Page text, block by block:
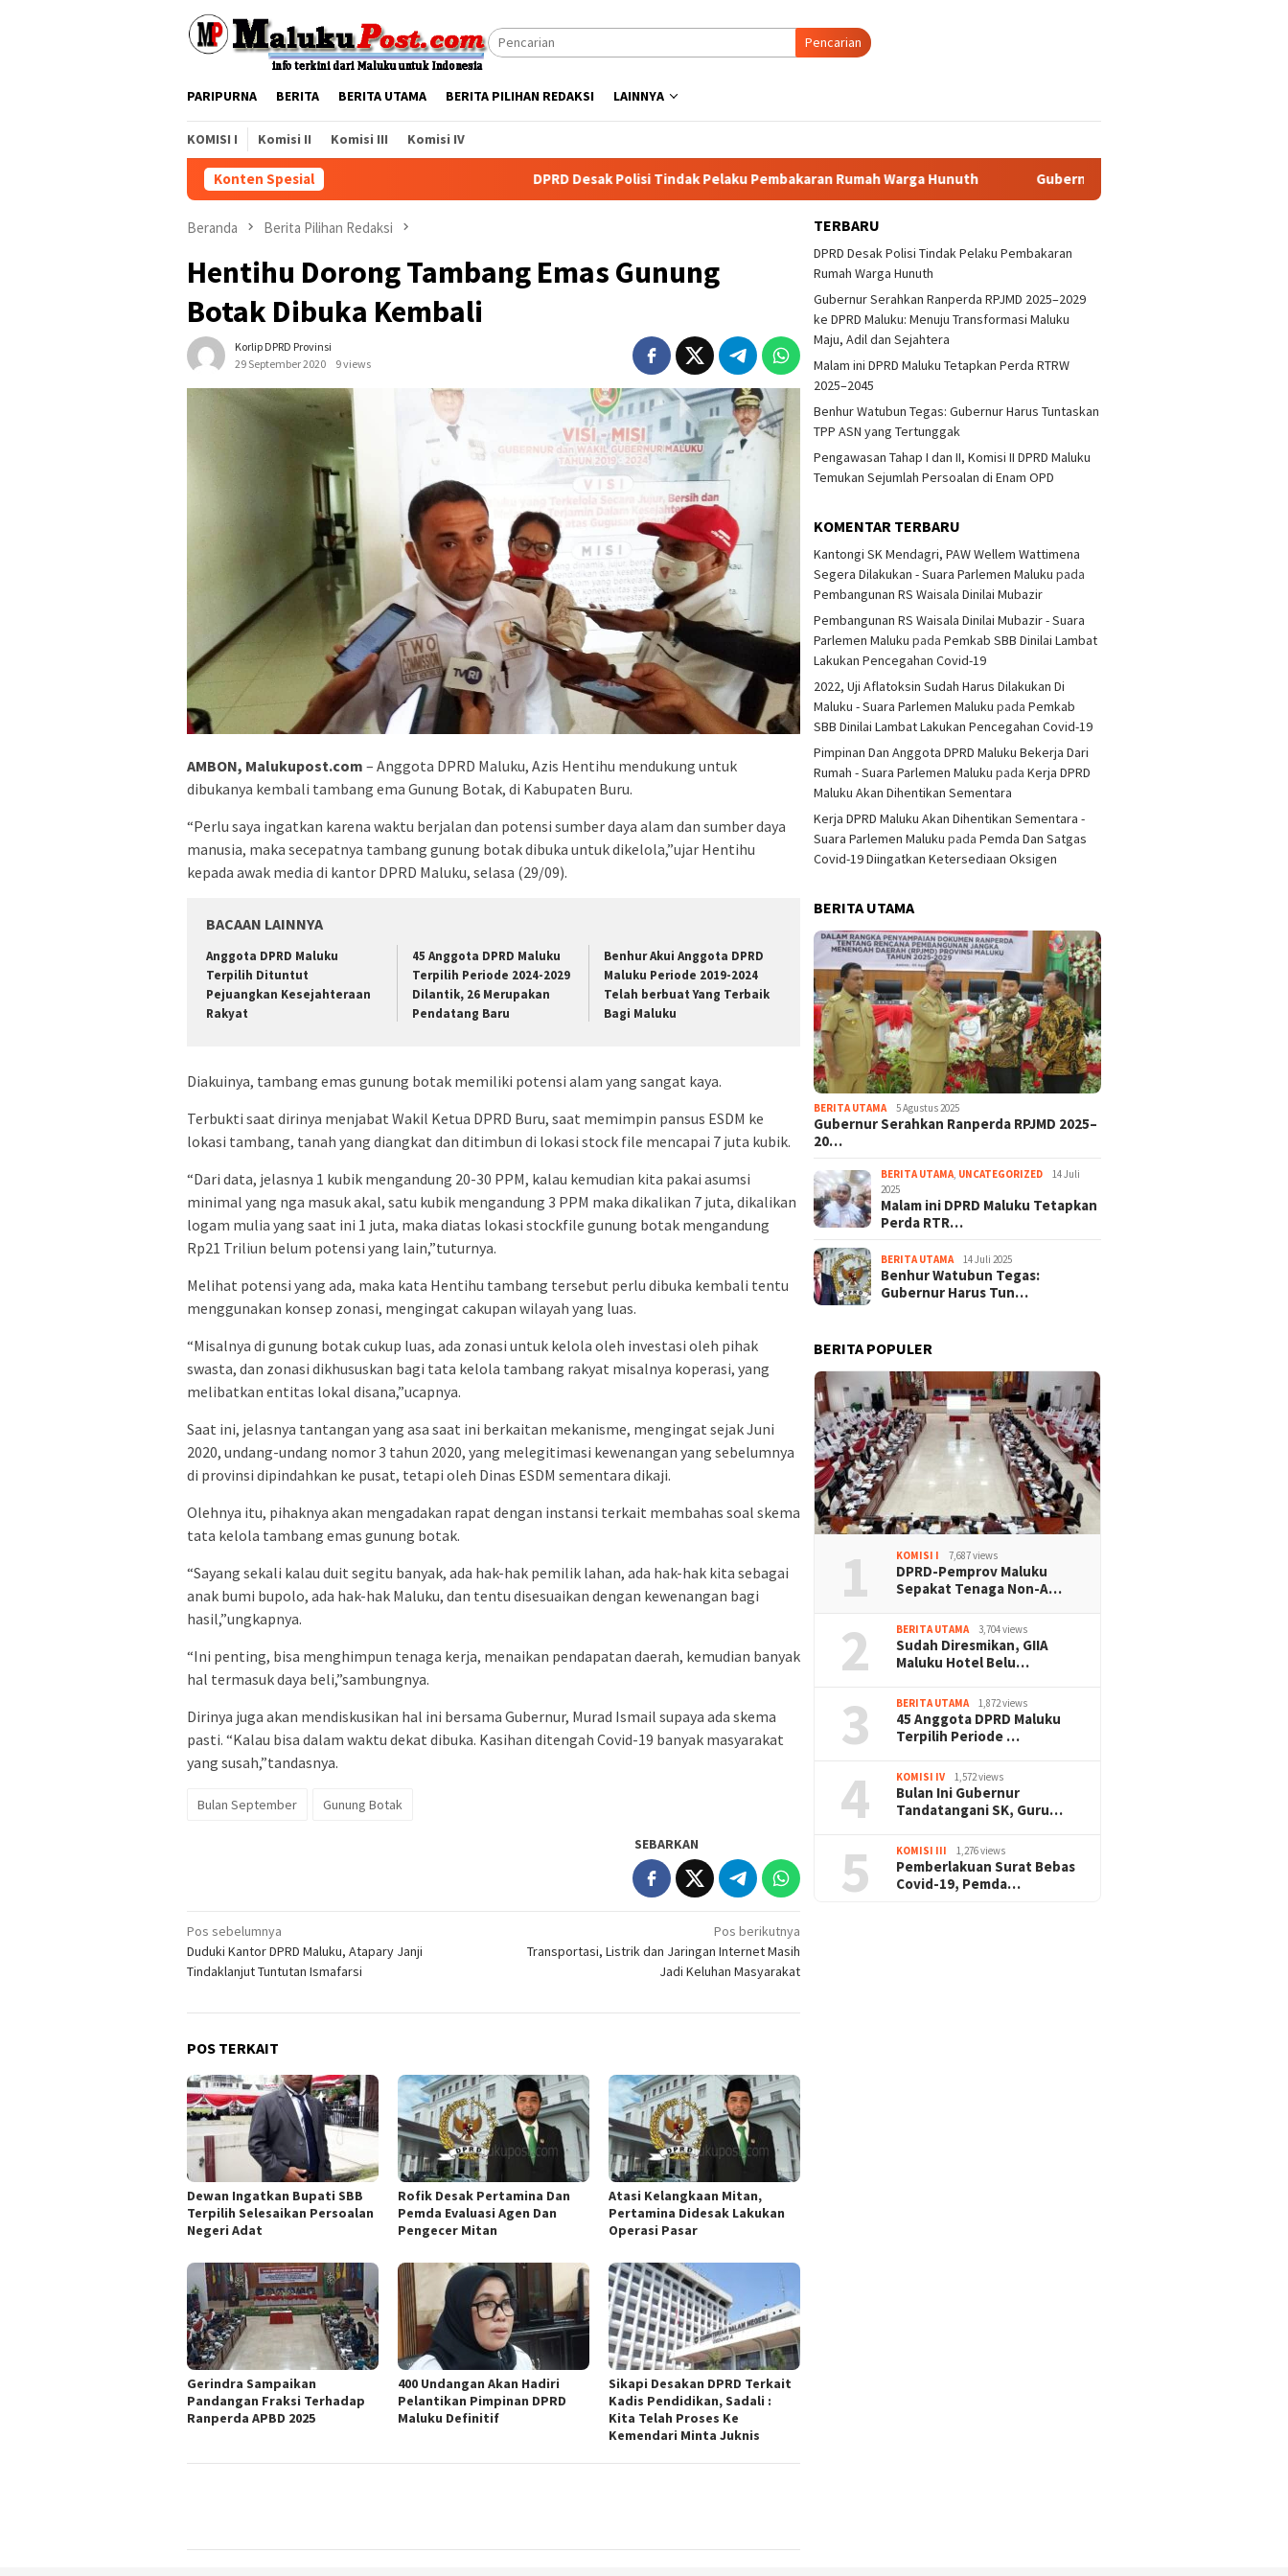
Pencarian
PARIPURNA BERITA BERITA UTAMA BERITA PILIHAN REDAKSI LAINNYA
KOMISI I Komisi II Komisi III Komisi IV
Konten Spesial DPRD Desak Polisi Tindak Pelaku Pembakaran Rumah Warga Hunuth Gubernur Serahkan Ranperda RPJMD 2025–2029
Beranda Berita Pilihan Redaksi
Hentihu Dorong Tambang Emas Gunung
Botak Dibuka Kembali
Korlip DPRD Provinsi
29 September 2020
9 views
AMBON, Malukupost.com – Anggota DPRD Maluku, Azis Hentihu mendukung untuk
dibukanya kembali tambang ema Gunung Botak, di Kabupaten Buru.
“Perlu saya ingatkan karena waktu berjalan dan potensi sumber daya alam dan sumber daya
manusia, maka secepatnya tambang gunung botak dibuka untuk dikelola,”ujar Hentihu
kepada awak media di kantor DPRD Maluku, selasa (29/09).
BACAAN LAINNYA
Anggota DPRD Maluku
Terpilih Dituntut
Pejuangkan Kesejahteraan
Rakyat
45 Anggota DPRD Maluku
Terpilih Periode 2024-2029
Dilantik, 26 Merupakan
Pendatang Baru
Benhur Akui Anggota DPRD
Maluku Periode 2019-2024
Telah berbuat Yang Terbaik
Bagi Maluku
Diakuinya, tambang emas gunung botak memiliki potensi alam yang sangat kaya.
Terbukti saat dirinya menjabat Wakil Ketua DPRD Buru, saat memimpin pansus ESDM ke
lokasi tambang, tanah yang diangkat dan ditimbun di lokasi stock file mencapai 7 juta kubik.
“Dari data, jelasnya 1 kubik mengandung 20-30 PPM, kalau kemudian kita pakai asumsi
minimal yang nga masuk akal, satu kubik mengandung 3 PPM maka dikalikan 7 juta, dikalikan
logam mulia yang saat ini 1 juta, maka diatas lokasi stockfile gunung botak mengandung
Rp21 Triliun belum potensi yang lain,”tuturnya.
Melihat potensi yang ada, maka kata Hentihu tambang tersebut perlu dibuka kembali tentu
menggunakan konsep zonasi, mengingat cakupan wilayah yang luas.
“Misalnya di gunung botak cukup luas, ada zonasi untuk kelola oleh investasi oleh pihak
swasta, dan zonasi dikhususkan bagi tata kelola tambang rakyat misalnya koperasi, yang
melibatkan entitas lokal disana,”ucapnya.
Saat ini, jelasnya tantangan yang asa saat ini berkaitan mekanisme, mengingat sejak Juni
2020, undang-undang nomor 3 tahun 2020, yang melegitimasi kewenangan yang sebelumnya
di provinsi dipindahkan ke pusat, tetapi oleh Dinas ESDM sementara dikaji.
Olehnya itu, pihaknya akan mengadakan rapat dengan instansi terkait membahas soal skema
tata kelola tambang emas gunung botak.
“Sayang sekali kalau duit segitu banyak, ada hak-hak pemilik lahan, ada hak-hak kita sebagai
anak bumi bupolo, ada hak-hak Maluku, dan tentu disesuaikan dengan kewenangan bagi
hasil,”ungkapnya.
“Ini penting, bisa menghimpun tenaga kerja, menaikan pendapatan daerah, kemudian banyak
hal termasuk daya beli,”sambungnya.
Dirinya juga akan mendiskusikan hal ini bersama Gubernur, Murad Ismail supaya ada skema
pasti. “Kalau bisa dalam waktu dekat dibuka. Kasihan ditengah Covid-19 banyak masyarakat
yang susah,”tandasnya.
Bulan September Gunung Botak
SEBARKAN
Navigasi
pos
Pos sebelumnya
Duduki Kantor DPRD Maluku, Atapary Janji
Tindaklanjut Tuntutan Ismafarsi
Pos berikutnya
Transportasi, Listrik dan Jaringan Internet Masih
Jadi Keluhan Masyarakat
POS TERKAIT
Dewan Ingatkan Bupati SBB
Terpilih Selesaikan Persoalan
Negeri Adat
Rofik Desak Pertamina Dan
Pemda Evaluasi Agen Dan
Pengecer Mitan
Atasi Kelangkaan Mitan,
Pertamina Didesak Lakukan
Operasi Pasar
Gerindra Sampaikan
Pandangan Fraksi Terhadap
Ranperda APBD 2025
400 Undangan Akan Hadiri
Pelantikan Pimpinan DPRD
Maluku Definitif
Sikapi Desakan DPRD Terkait
Kadis Pendidikan, Sadali :
Kita Telah Proses Ke
Kemendari Minta Juknis
TERBARU
DPRD Desak Polisi Tindak Pelaku Pembakaran
Rumah Warga Hunuth
Gubernur Serahkan Ranperda RPJMD 2025–2029
ke DPRD Maluku: Menuju Transformasi Maluku
Maju, Adil dan Sejahtera
Malam ini DPRD Maluku Tetapkan Perda RTRW
2025–2045
Benhur Watubun Tegas: Gubernur Harus Tuntaskan
TPP ASN yang Tertunggak
Pengawasan Tahap I dan II, Komisi II DPRD Maluku
Temukan Sejumlah Persoalan di Enam OPD
KOMENTAR TERBARU
Kantongi SK Mendagri, PAW Wellem Wattimena
Segera Dilakukan - Suara Parlemen Maluku pada
Pembangunan RS Waisala Dinilai Mubazir
Pembangunan RS Waisala Dinilai Mubazir - Suara
Parlemen Maluku padaPemkab SBB Dinilai Lambat
Lakukan Pencegahan Covid-19
2022, Uji Aflatoksin Sudah Harus Dilakukan Di
Maluku - Suara Parlemen Maluku padaPemkab
SBB Dinilai Lambat Lakukan Pencegahan Covid-19
Pimpinan Dan Anggota DPRD Maluku Bekerja Dari
Rumah - Suara Parlemen Maluku padaKerja DPRD
Maluku Akan Dihentikan Sementara
Kerja DPRD Maluku Akan Dihentikan Sementara -
Suara Parlemen Maluku padaPemda Dan Satgas
Covid-19 Diingatkan Ketersediaan Oksigen
BERITA UTAMA
BERITA UTAMA 5 Agustus 2025
Gubernur Serahkan Ranperda RPJMD 2025–
20…
BERITA UTAMA UNCATEGORIZED
14 Juli
2025
Malam ini DPRD Maluku Tetapkan
Perda RTR…
BERITA UTAMA 14 Juli 2025
Benhur Watubun Tegas:
Gubernur Harus Tun…
BERITA POPULER
1 KOMISI I 7,687 views
DPRD-Pemprov Maluku
Sepakat Tenaga Non-A…
2 BERITA UTAMA 3,704 views
Sudah Diresmikan, GIIA
Maluku Hotel Belu…
3 BERITA UTAMA 1,872 views
45 Anggota DPRD Maluku
Terpilih Periode …
4 KOMISI IV 1,572 views
Bulan Ini Gubernur
Tandatangani SK, Guru…
5 KOMISI III 1,276 views
Pemberlakuan Surat Bebas
Covid-19, Pemda…